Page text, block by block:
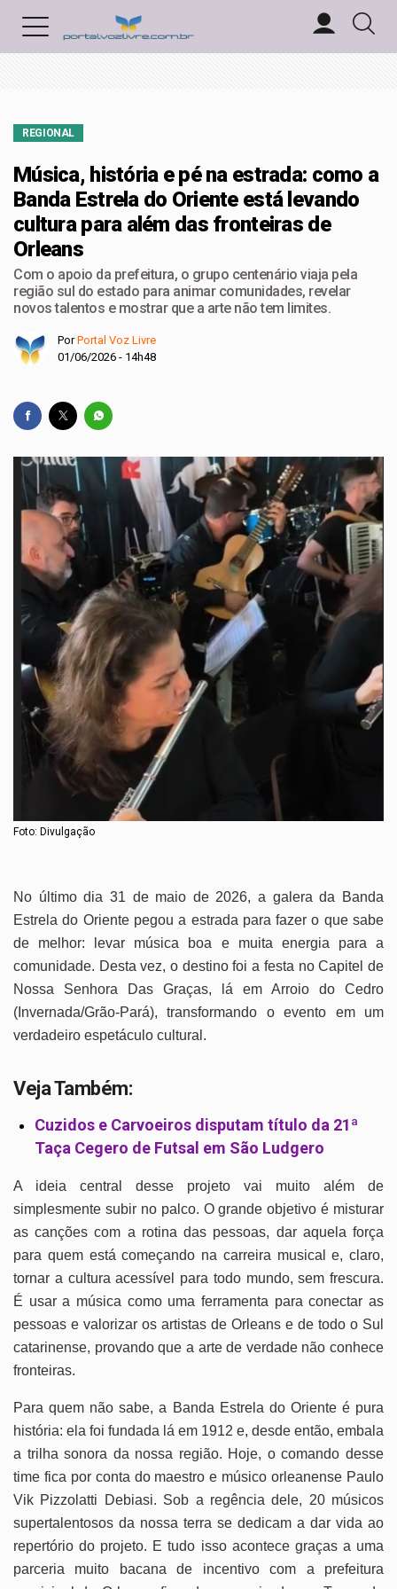
REGIONAL
Música, história e pé na estrada: como a
Banda Estrela do Oriente está levando
cultura para além das fronteiras de
Orleans
Com o apoio da prefeitura, o grupo centenário viaja pela
região sul do estado para animar comunidades, revelar
novos talentos e mostrar que a arte não tem limites.
PorPortal Voz Livre
01/06/2026 - 14h48
Foto: Divulgação
No último dia 31 de maio de 2026, a galera da Banda
Estrela do Oriente pegou a estrada para fazer o que sabe
de melhor: levar música boa e muita energia para a
comunidade. Desta vez, o destino foi a festa no Capitel de
Nossa Senhora Das Graças, lá em Arroio do Cedro
(Invernada/Grão-Pará), transformando o evento em um
verdadeiro espetáculo cultural .
Veja Também:
Cuzidos e Carvoeiros disputam título da 21ª
Taça Cegero de Futsal em São Ludgero
A ideia central desse projeto vai muito além de
simplesmente subir no palco. O grande objetivo é misturar
as canções com a rotina das pessoas, dar aquela força
para quem está começando na carreira musical e, claro,
tornar a cultura acessível para todo mundo, sem frescura.
É usar a música como uma ferramenta para conectar as
pessoas e valorizar os artistas de Orleans e de todo o Sul
catarinense, provando que a arte de verdade não conhece
fronteiras.
Para quem não sabe, a Banda Estrela do Oriente é pura
história: ela foi fundada lá em 1912 e, desde então, embala
a trilha sonora da nossa região. Hoje, o comando desse
time fica por conta do maestro e músico orleanense Paulo
Vik Pizzolatti Debiasi. Sob a regência dele, 20 músicos
supertalentosos da nossa terra se dedicam a dar vida ao
repertório do projeto. E tudo isso acontece graças a uma
parceria muito bacana de incentivo com a prefeitura